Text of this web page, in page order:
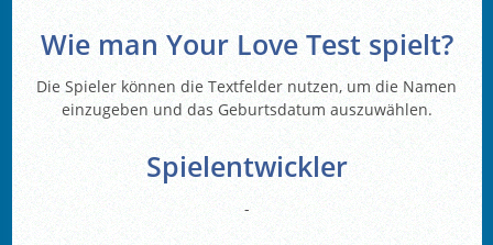
Wie man Your Love Test spielt?
Die Spieler können die Textfelder nutzen, um die Namen
einzugeben und das Geburtsdatum auszuwählen.
Spielentwickler
-